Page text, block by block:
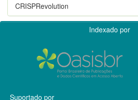
CRISPRevolution
Indexado por
Suportado por